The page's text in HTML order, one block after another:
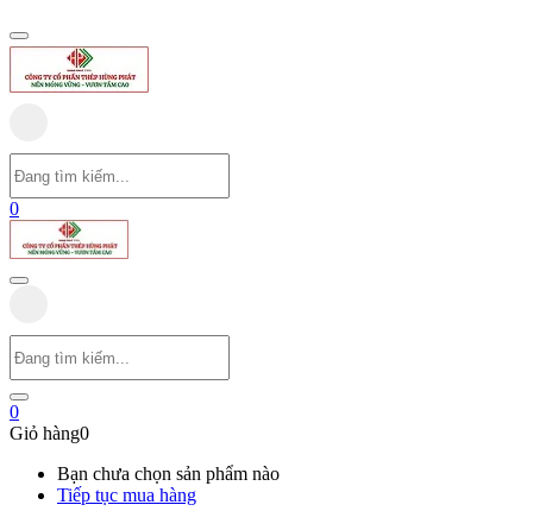
0
0
Giỏ hàng0
Bạn chưa chọn sản phẩm nào
Tiếp tục mua hàng